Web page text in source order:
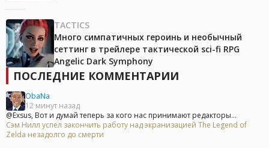
TACTICS
Много симпатичных героинь и необычный
сеттинг в трейлере тактической sci-fi RPG
Angelic Dark Symphony
ПОСЛЕДНИЕ КОММЕНТАРИИ
ObaNa
12 минут назад
@Exsus, Вот и думай теперь за кого нас принимают редакторы...
Сэм Нилл успел закончить работу над экранизацией The Legend of
Zelda незадолго до смерти